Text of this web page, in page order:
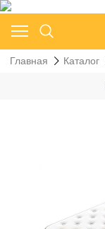
Главная Каталог